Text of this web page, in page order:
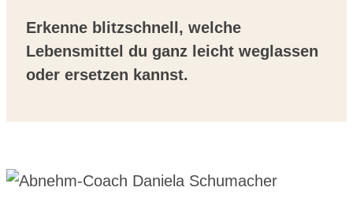
Erkenne blitzschnell, welche
Lebensmittel du ganz leicht weglassen
oder ersetzen kannst.